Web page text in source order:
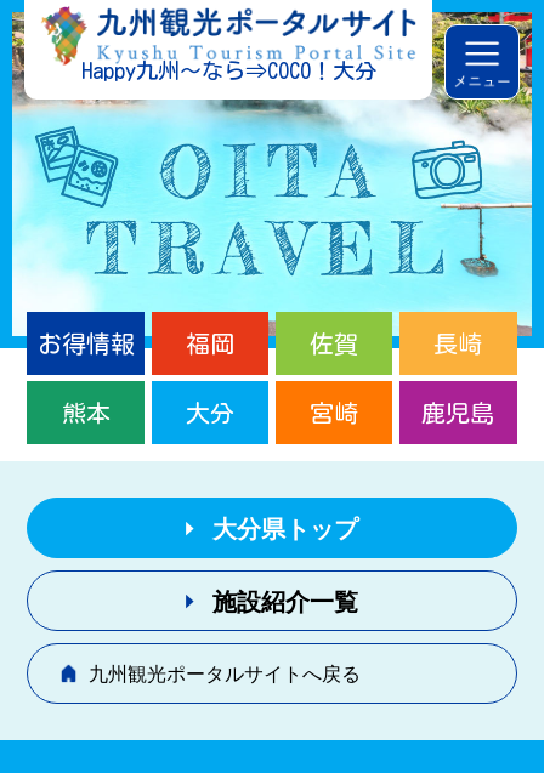
Happy九州～なら⇒COCO！大分
お得情報 福岡 佐賀 長崎
熊本 大分 宮崎 鹿児島
大分県トップ
施設紹介一覧
九州観光ポータルサイトへ戻る